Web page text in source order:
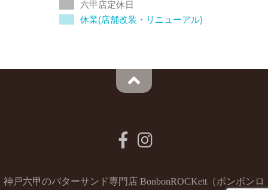
六甲店定休日
休業(店舗改装・リニューアル)
神戸六甲のバターサンド専門店 BonbonROCKett（ボンボンロ